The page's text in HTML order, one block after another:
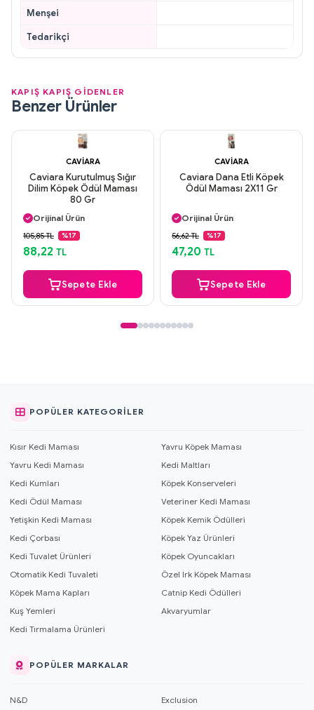
Menşei
Tedarikçi
KAPIŞ KAPIŞ GİDENLER
Benzer Ürünler
CAVIARA
Caviara Kurutulmuş Sığır
Dilim Köpek Ödül Maması
80 Gr
Aynı Gün Kargo
Orijinal Ürün
Güvenli Ödeme
Aynı Gün Kargo
105,85 TL %17
88,22 TL
Sepete Ekle
CAVIARA
Caviara Dana Etli Köpek
Ödül Maması 2X11 Gr
Orijinal Ürün
Güvenli Ödeme
Aynı Gün Kargo
56,62 TL %17
47,20 TL
Sepete Ekle
POPÜLER KATEGORILER
Kısır Kedi Maması
Yavru Köpek Maması
Yavru Kedi Maması
Kedi Maltları
Kedi Kumları
Köpek Konserveleri
Kedi Ödül Maması
Veteriner Kedi Maması
Yetişkin Kedi Maması
Köpek Kemik Ödülleri
Kedi Çorbası
Köpek Yaz Ürünleri
Kedi Tuvalet Ürünleri
Köpek Oyuncakları
Otomatik Kedi Tuvaleti
Özel Irk Köpek Maması
Köpek Mama Kapları
Catnip Kedi Ödülleri
Kuş Yemleri
Akvaryumlar
Kedi Tırmalama Ürünleri
POPÜLER MARKALAR
N&D
Exclusion